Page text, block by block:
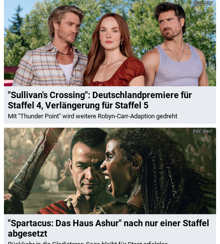
CTV
"Sullivan's Crossing": Deutschlandpremiere für
Staffel 4, Verlängerung für Staffel 5
Mit "Thunder Point" wird weitere Robyn-Carr-Adaption gedreht
Starz
"Spartacus: Das Haus Ashur" nach nur einer Staffel
abgesetzt